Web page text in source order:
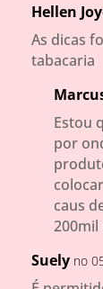
Hellen
As dicas
tabacaria
Estou
por
caus
200mil
Suely no